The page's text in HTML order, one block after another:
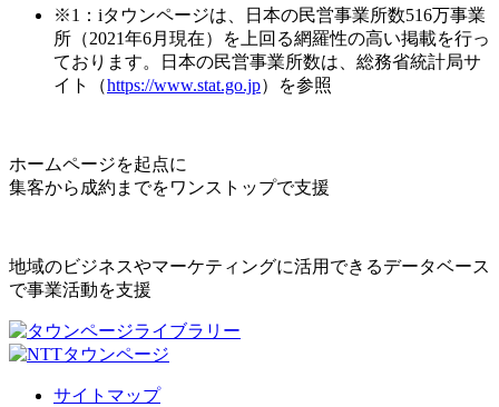
※1：iタウンページは、日本の民営事業所数516万事業
所（2021年6月現在）を上回る網羅性の高い掲載を行っ
ております。日本の民営事業所数は、総務省統計局サ
イト（https://www.stat.go.jp）を参照
ホームページを起点に
集客から成約までをワンストップで支援
地域のビジネスやマーケティングに活用できるデータベース
で事業活動を支援
サイトマップ